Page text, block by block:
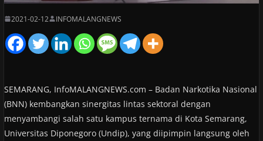
2021-02-12 INFOMALANGNEWS
SEMARANG, InfoMALANGNEWS.com – Badan Narkotika Nasional
(BNN) kembangkan sinergitas lintas sektoral dengan
menyambangi salah satu kampus ternama di Kota Semarang,
Universitas Diponegoro (Undip), yang diipimpin langsung oleh